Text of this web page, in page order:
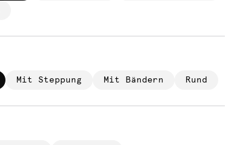
Mit Steppung Mit Bändern Rund